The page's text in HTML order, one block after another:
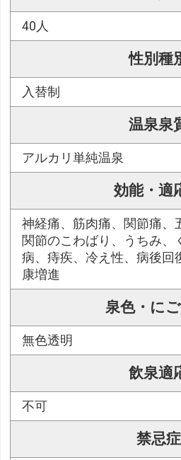
40人
性別種
入替制
温泉泉
アルカリ単純温泉
効能・適
神経痛、筋肉痛、関節痛、
関節のこわばり、うちみ、
病、痔疾、冷え性、病後回
康増進
泉色・に
無色透明
飲泉適
不可
禁忌症